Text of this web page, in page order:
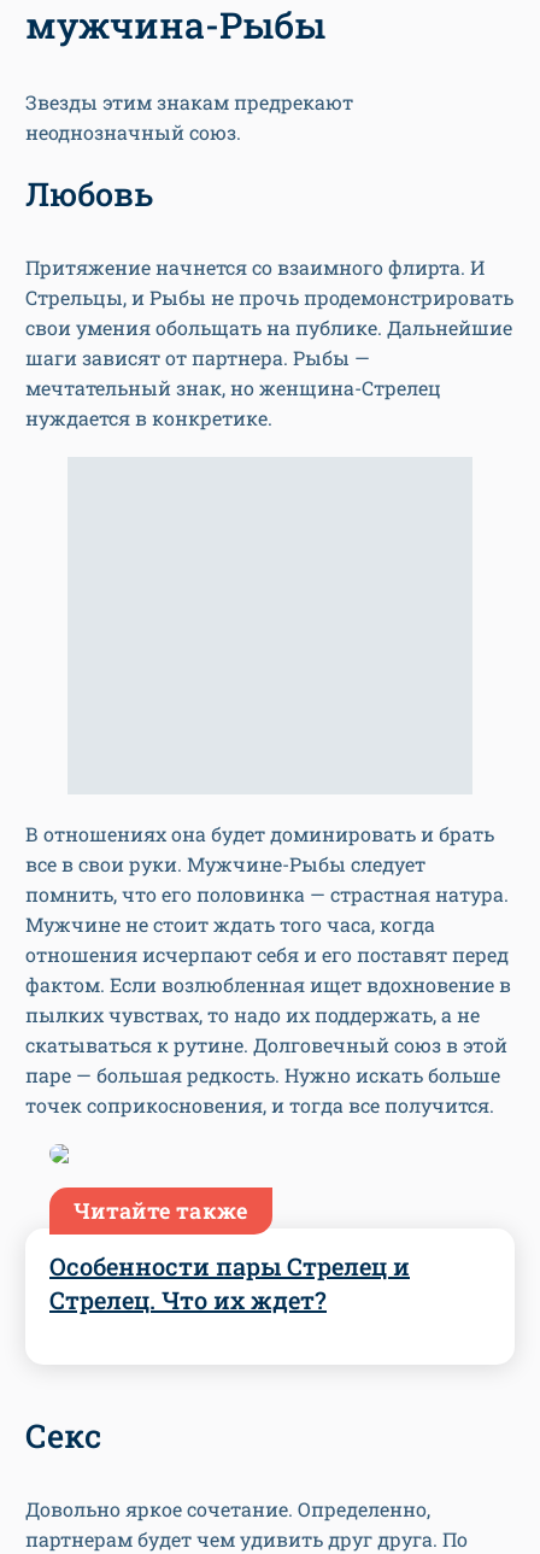
мужчина-Рыбы
Звезды этим знакам предрекают
неоднозначный союз.
Любовь
Притяжение начнется со взаимного флирта. И
Стрельцы, и Рыбы не прочь продемонстрировать
свои умения обольщать на публике. Дальнейшие
шаги зависят от партнера. Рыбы —
мечтательный знак, но женщина-Стрелец
нуждается в конкретике.
В отношениях она будет доминировать и брать
все в свои руки. Мужчине-Рыбы следует
помнить, что его половинка — страстная натура.
Мужчине не стоит ждать того часа, когда
отношения исчерпают себя и его поставят перед
фактом. Если возлюбленная ищет вдохновение в
пылких чувствах, то надо их поддержать, а не
скатываться к рутине. Долговечный союз в этой
паре — большая редкость. Нужно искать больше
точек соприкосновения, и тогда все получится.
Читайте также
Особенности пары Стрелец и
Стрелец. Что их ждет?
Секс
Довольно яркое сочетание. Определенно,
партнерам будет чем удивить друг друга. По